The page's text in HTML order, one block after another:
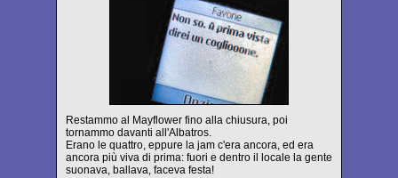
Restammo al Mayflower fino alla chiusura, poi
tornammo davanti all'Albatros.
Erano le quattro, eppure la jam c'era ancora, ed era
ancora più viva di prima: fuori e dentro il locale la gente
suonava, ballava, faceva festa!